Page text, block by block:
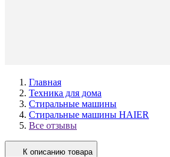
Главная
Техника для дома
Стиральные машины
Стиральные машины HAIER
Все отзывы
К описанию товара